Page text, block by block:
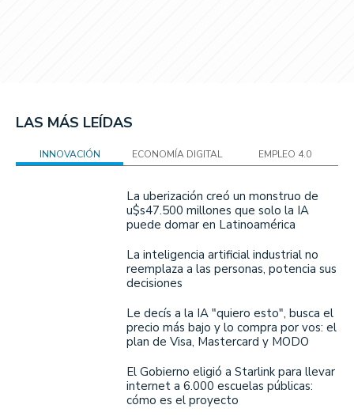
LAS MÁS LEÍDAS
INNOVACIÓN ECONOMÍA DIGITAL EMPLEO 4.0
La uberización creó un monstruo de
u$s47.500 millones que solo la IA
puede domar en Latinoamérica
La inteligencia artificial industrial no
reemplaza a las personas, potencia sus
decisiones
Le decís a la IA "quiero esto", busca el
precio más bajo y lo compra por vos: el
plan de Visa, Mastercard y MODO
El Gobierno eligió a Starlink para llevar
internet a 6.000 escuelas públicas:
cómo es el proyecto